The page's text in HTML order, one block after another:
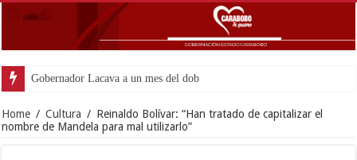
Gobernador Lacava a un mes del doblete sísmico: “Honr
Home / Cultura / Reinaldo Bolívar: “Han tratado de capitalizar el
nombre de Mandela para mal utilizarlo”